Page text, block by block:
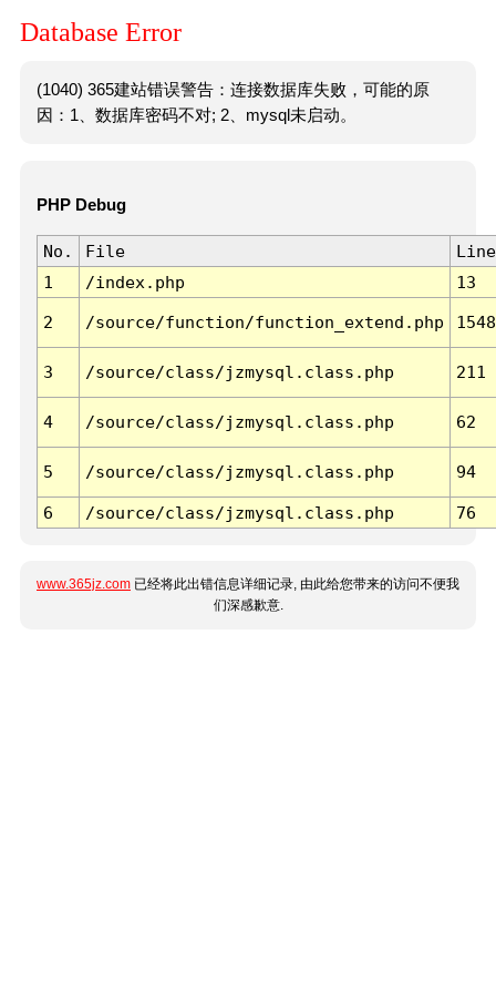
Database Error
(1040) 365建站错误警告：连接数据库失败，可能的原
因：1、数据库密码不对; 2、mysql未启动。
PHP Debug
No. File
Line
1
/index.php 13
2 /source/function/function_extend.php 1548
3 /source/class/jzmysql.class.php 211
4 /source/class/jzmysql.class.php 62
5 /source/class/jzmysql.class.php 94
6 /source/class/jzmysql.class.php 76
www.365jz.com 已经将此出错信息详细记录, 由此给您带来的访问不便我
们深感歉意.